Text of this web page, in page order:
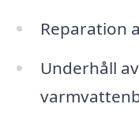
Reparation
Underhåll